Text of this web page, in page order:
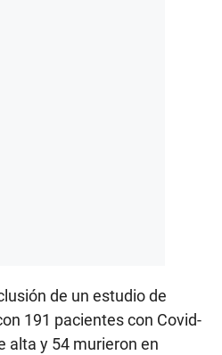
de un estudio de
191 pacientes con Covid-
alta y 54 murieron en